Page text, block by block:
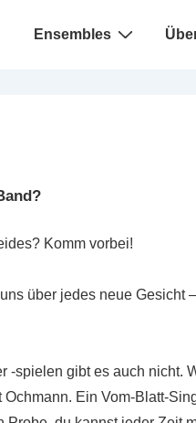
Hauptnavigation
Ensembles
Komm vorbei!
über jedes neue Gesicht
-spielen gibt es auch nicht.
Ein Vom-Blatt-